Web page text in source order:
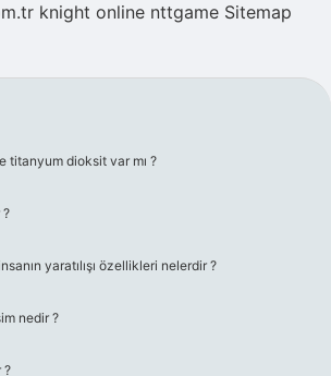
knight online nttgame Sitemap
titanyum dioksit var mı ?
?
yaratılışı özellikleri nelerdir ?
nedir ?
?